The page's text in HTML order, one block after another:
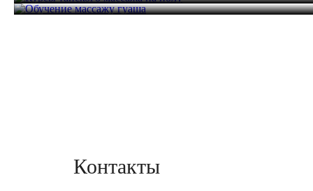
20 часов 22 200 руб.
Контакты